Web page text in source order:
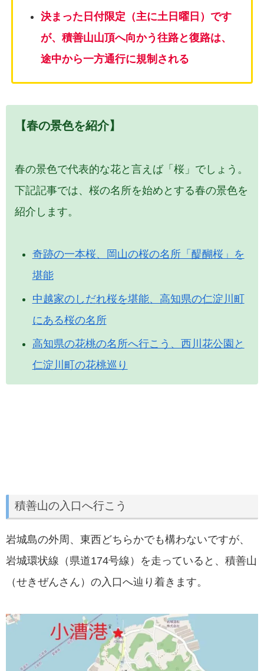
決まった日付限定（主に土日曜日）です
が、積善山山頂へ向かう往路と復路は、
途中から一方通行に規制される
【春の景色を紹介】
春の景色で代表的な花と言えば「桜」でしょう。
下記記事では、桜の名所を始めとする春の景色を
紹介します。
奇跡の一本桜、岡山の桜の名所「醍醐桜」を
堪能
中越家のしだれ桜を堪能、高知県の仁淀川町
にある桜の名所
高知県の花桃の名所へ行こう、西川花公園と
仁淀川町の花桃巡り
積善山の入口へ行こう
岩城島の外周、東西どちらかでも構わないですが、
岩城環状線（県道174号線）を走っていると、積善山
（せきぜんさん）の入口へ辿り着きます。